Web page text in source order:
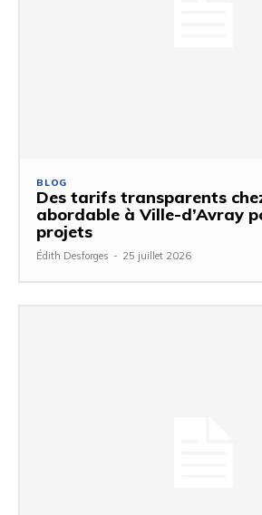
BLOG
Des tarifs transparents
abordable à Ville-d’Avray
projets
Édith Desforges - 25 juillet 2026